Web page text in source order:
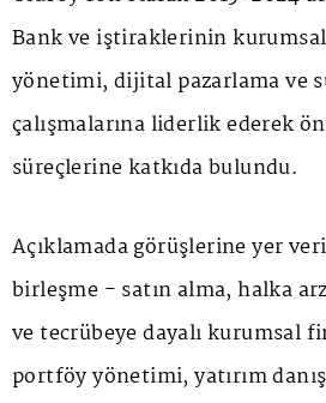
Bank ve iştiraklerinin
yönetimi, dijital pazarlama ve
çalışmalarına liderlik ederek
süreçlerine katkıda bulundu.
Açıklamada görüşlerine yer
birleşme - satın alma, halka
ve tecrübeye dayalı kurumsal
portföy yönetimi, yatırım